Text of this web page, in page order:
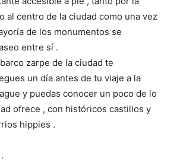
al centro de la ciudad como una vez
de los monumentos se
entre sí .
zarpe de la ciudad te
un día antes de tu viaje a la
y puedas conocer un poco de lo
ofrece , con históricos castillos y
hippies .